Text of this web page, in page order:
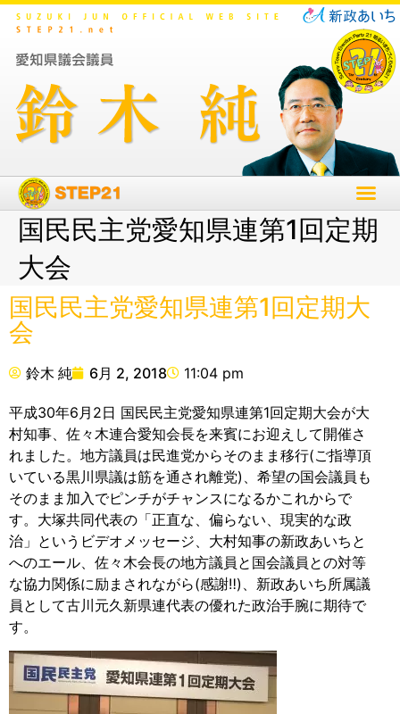
国民民主党愛知県連第1回定期
大会
国民民主党愛知県連第1回定期大
会
鈴木 純 6月 2, 2018 11:04 pm
平成30年6月2日 国民民主党愛知県連第1回定期大会が大
村知事、佐々木連合愛知会長を来賓にお迎えして開催さ
れました。地方議員は民進党からそのまま移行(ご指導頂
いている黒川県議は筋を通され離党)、希望の国会議員も
そのまま加入でピンチがチャンスになるかこれからで
す。大塚共同代表の「正直な、偏らない、現実的な政
治」というビデオメッセージ、大村知事の新政あいちと
へのエール、佐々木会長の地方議員と国会議員との対等
な協力関係に励まされながら(感謝‼) 、新政あいち所属議
員として古川元久新県連代表の優れた政治手腕に期待で
す。